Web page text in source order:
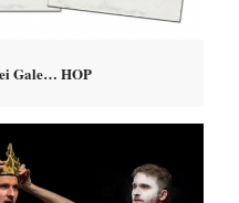
Gale… HOP